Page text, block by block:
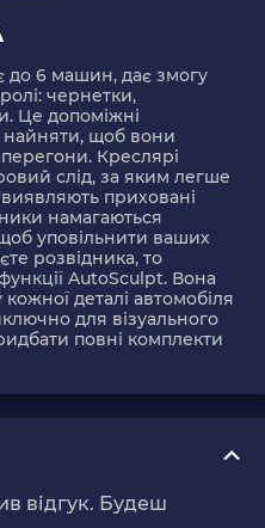
до 6 машин, дає змогу
чернетки,
Це допоміжні
найняти, щоб вони
Креслярі
слід, за яким легше
приховані
намагаються
уповільнити ваших
розвідника, то
AutoSculpt. Вона
деталі автомобіля
для візуального
повні комплекти
відгук. Будеш